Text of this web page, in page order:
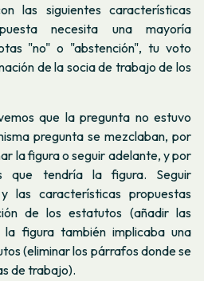
las siguientes características
necesita una mayoría
"no" o "abstención", tu voto
de la socia de trabajo de los
que la pregunta no estuvo
pregunta se mezclaban, por
la figura o seguir adelante, y por
que tendría la figura. Seguir
las características propuestas
de los estatutos (añadir las
la figura también implicaba una
(eliminar los párrafos donde se
de trabajo).